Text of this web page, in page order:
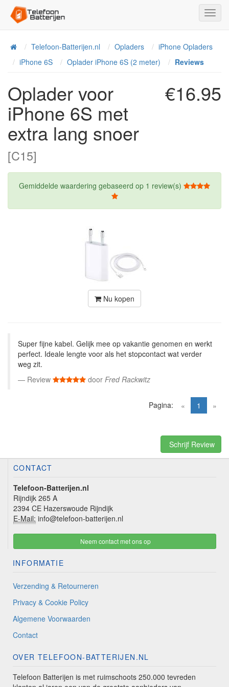
HomeTelefoon-Batterijen.nl Opladers
iPhone Opladers
iPhone 6S
Oplader iPhone 6S (2 meter) Reviews
€16.95
Oplader voor
iPhone 6S met
extra lang snoer
[C15]
Gemiddelde waardering gebaseerd op 1 review(s)
Nu kopen
Super fijne kabel. Gelijk mee op vakantie genomen en werkt
perfect. Ideale lengte voor als het stopcontact wat verder
weg zit.
Review
door Fred Rackwitz
« 1 (current)
»
Pagina:
Schrijf Review
CONTACT
Telefoon-Batterijen.nl
Rijndijk 265 A
2394 CE Hazerswoude Rijndijk
E-Mail: info@telefoon-batterijen.nl
Neem contact met ons op
INFORMATIE
Verzending & Retourneren
Privacy & Cookie Policy
Algemene Voorwaarden
Contact
OVER TELEFOON-BATTERIJEN.NL
Telefoon Batterijen is met ruimschoots 250.000 tevreden